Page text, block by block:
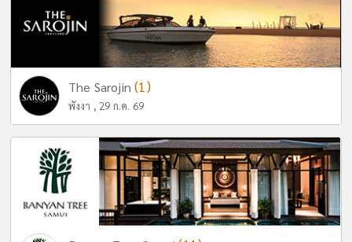
The Sarojin(1)
พังงา , 29 ก.ค. 69